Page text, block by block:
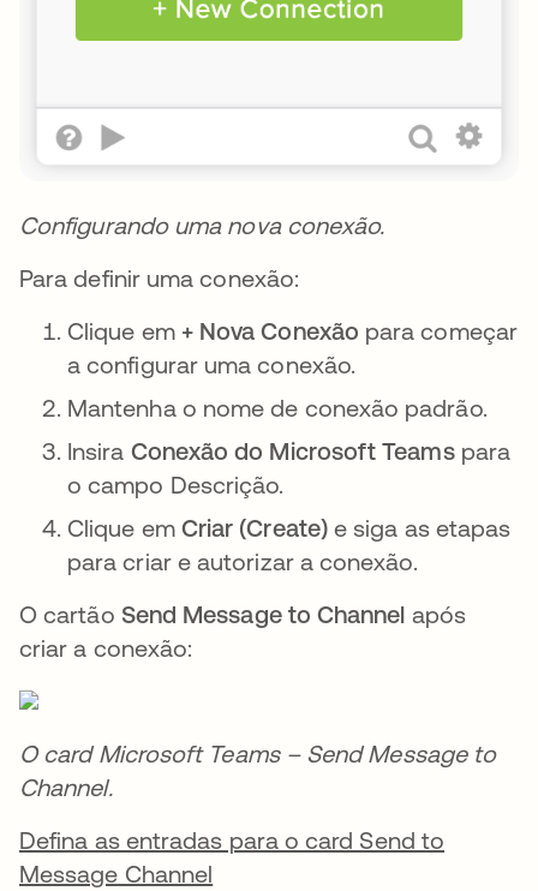
Configurando uma nova conexão.
Para definir uma conexão:
Clique em + Nova Conexão para começar
a configurar uma conexão.
Mantenha o nome de conexão padrão.
Insira Conexão do Microsoft Teamspara
o campo Descrição.
Clique em Criar (Create)e siga as etapas
para criar e autorizar a conexão.
O cartão Send Message to Channel após
criar a conexão:
O card Microsoft Teams – Send Message to
Channel.
Defina as entradas para o card Send to
Message Channel